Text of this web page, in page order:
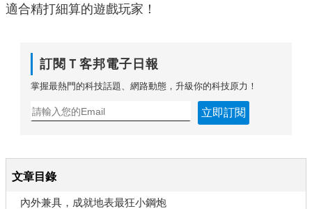
適合精打細算的遊戲玩家！
訂閱Ｔ客邦電子日報
掌握最熱門的科技話題、網路動態，升級你的科技原力！
立即訂閱
文章目錄
內外兼具，成就地表最狂小鋼炮